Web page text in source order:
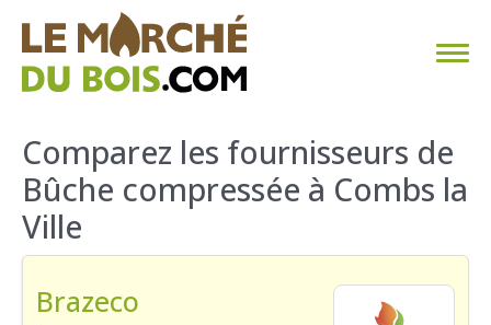
CHAUFFAGE AU BOIS
FAQ
CALCULER SA CONSOMMATION
TROUVER SON FOURNISSEUR
Comparez les fournisseurs de
Bûche compressée à Combs la
Ville
Brazeco